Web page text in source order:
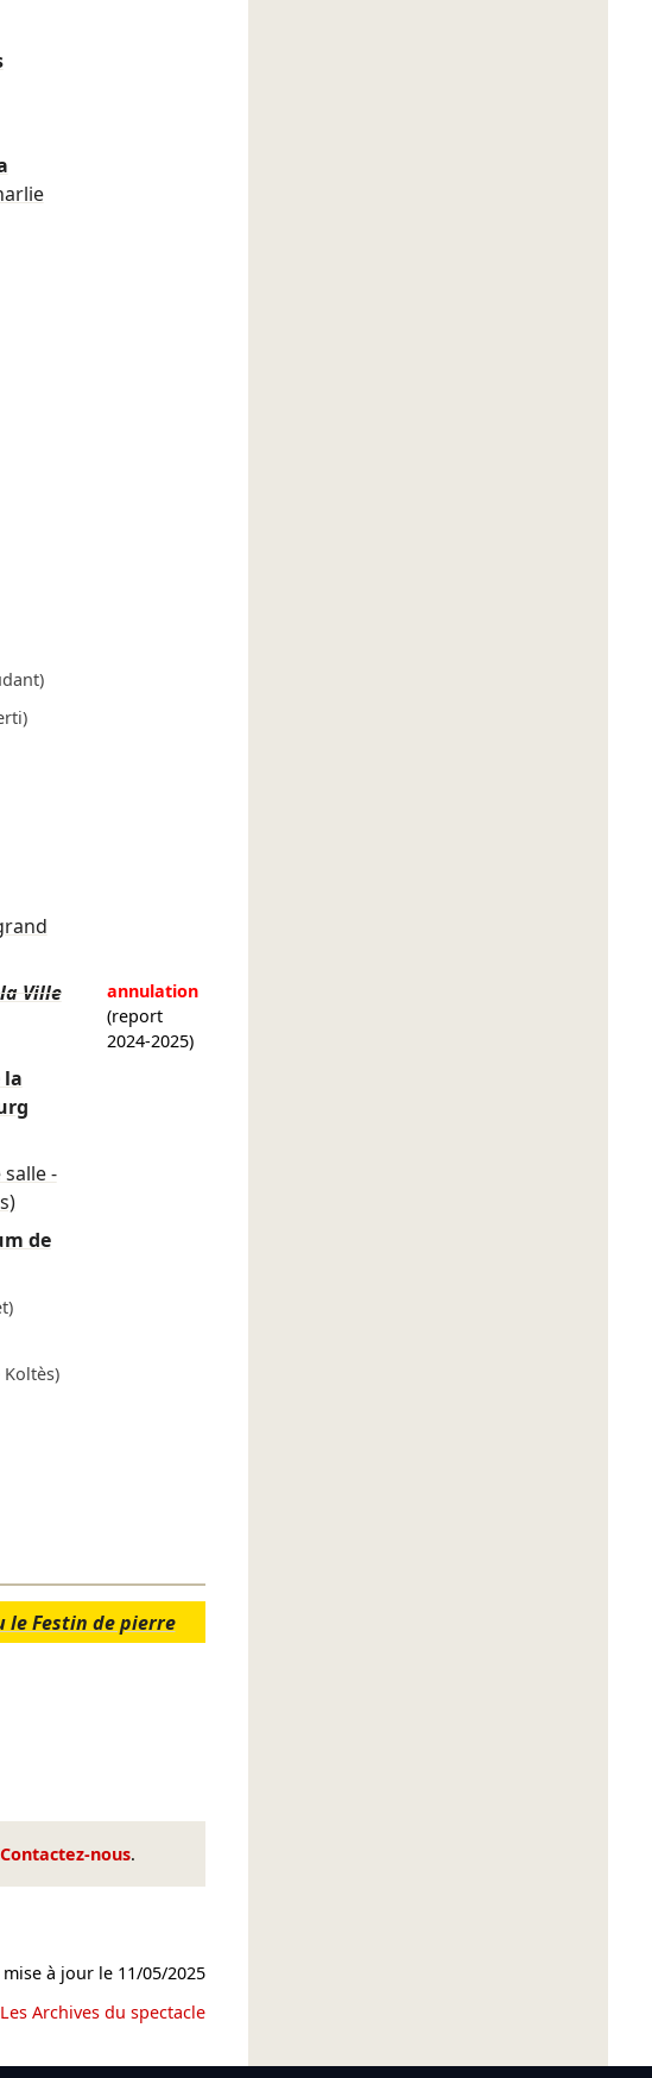
Ville
annulation
(report
2024-2025)
la
-
de
le Festin de pierre
Contactez-nous.
à jour le 11/05/2025
Les Archives du spectacle